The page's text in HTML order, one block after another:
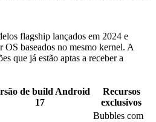
flagship lançados em 2024 e
OS baseados no mesmo kernel. A
que já estão aptas a receber a
de build Android
17
Recursos
exclusivos
Bubbles com